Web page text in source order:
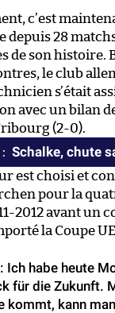
c’est
depuis 28
de son histoire.
le club
s’était
avec un bilan
(2-0).
Schalke, chute
est choisi et
pour la
2012 avant un
la Coupe
: Ich habe heute
für die Zukunft.
kommt, kann